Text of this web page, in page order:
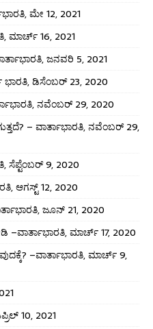
ಮೇ 12, 2021
ಮಾರ್ಚ್ 16, 2021
ಜನವರಿ 5, 2021
ಡಿಸೆಂಬರ್ 23, 2020
ನವೆಂಬರ್ 29, 2020
– ವಾರ್ತಾಭಾರತಿ, ನವೆಂಬರ್ 29,
ಸೆಪ್ಟೆಂಬರ್ 9, 2020
ಆಗಸ್ಟ್ 12, 2020
ಜೂನ್ 21, 2020
ಮಾರ್ಚ್ 17, 2020
–ವಾರ್ತಾಭಾರತಿ, ಮಾರ್ಚ್ 9,
10, 2021